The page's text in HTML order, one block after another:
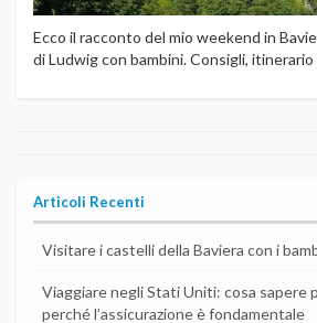
Ecco il racconto del mio weekend in
di Ludwig con bambini. Consigli,
Articoli Recenti
Visitare i castelli della Baviera con i
Viaggiare negli Stati Uniti: cosa sapere
perché l’assicurazione è fondamentale